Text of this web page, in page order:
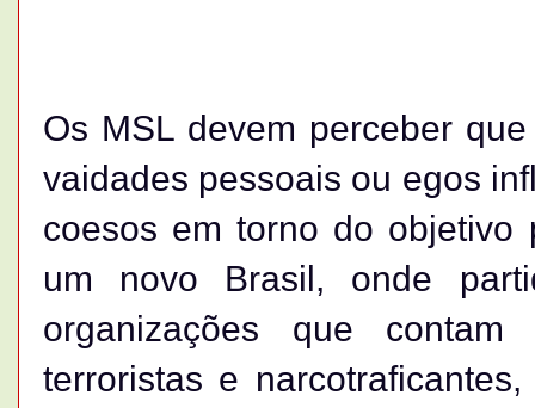
Os MSL devem perceber
vaidades pessoais ou egos
coesos em torno do
um novo Brasil, onde
organizações que
terroristas e